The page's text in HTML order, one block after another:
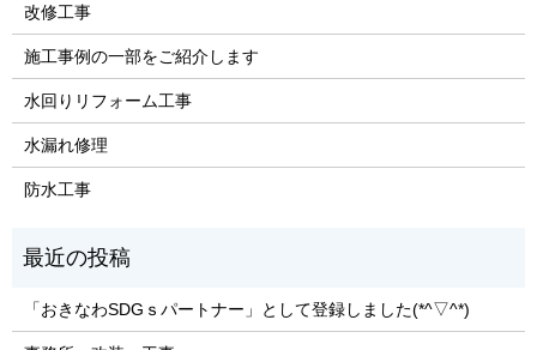
改修工事
施工事例の一部をご紹介します
水回りリフォーム工事
水漏れ修理
防水工事
「おきなわSDGｓパートナー」として登録しました(*^▽^*)